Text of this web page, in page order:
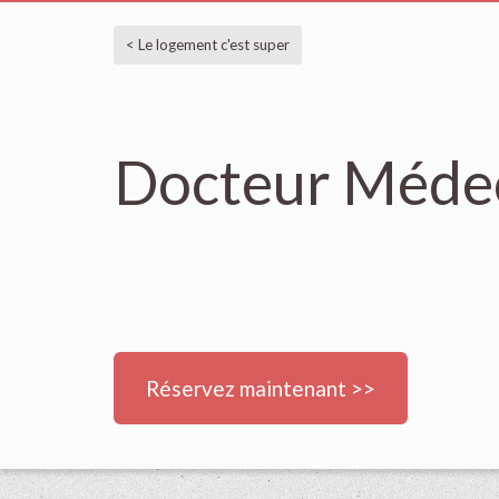
< Le logement c'est super
Docteur
Réservez maintenant >>